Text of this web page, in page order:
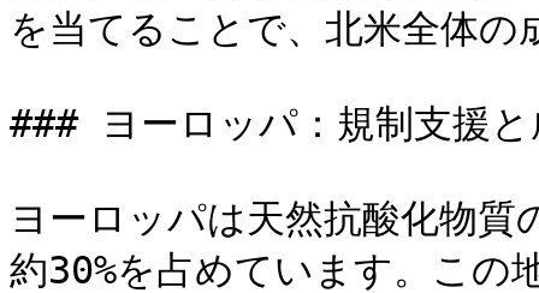
を当てることで、北米全体
### ヨーロッパ：規制支援と
ヨーロッパは天然抗酸化物
約30%を占めています。この